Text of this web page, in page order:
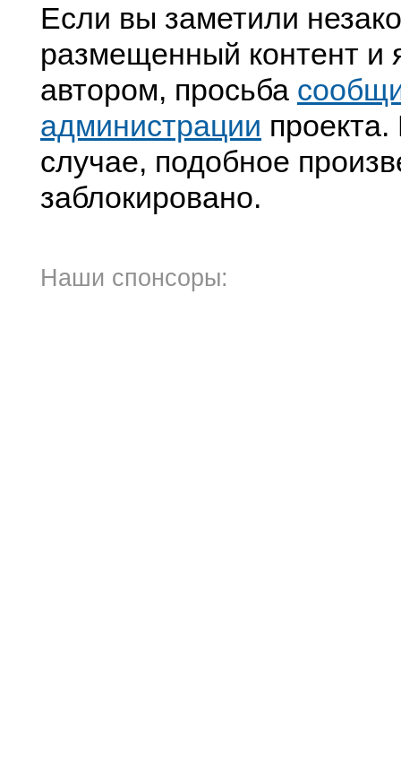
Если вы заметили
размещенный контент и
автором, просьба
администрации
случае, подобное
заблокировано.
Наши спонсоры: